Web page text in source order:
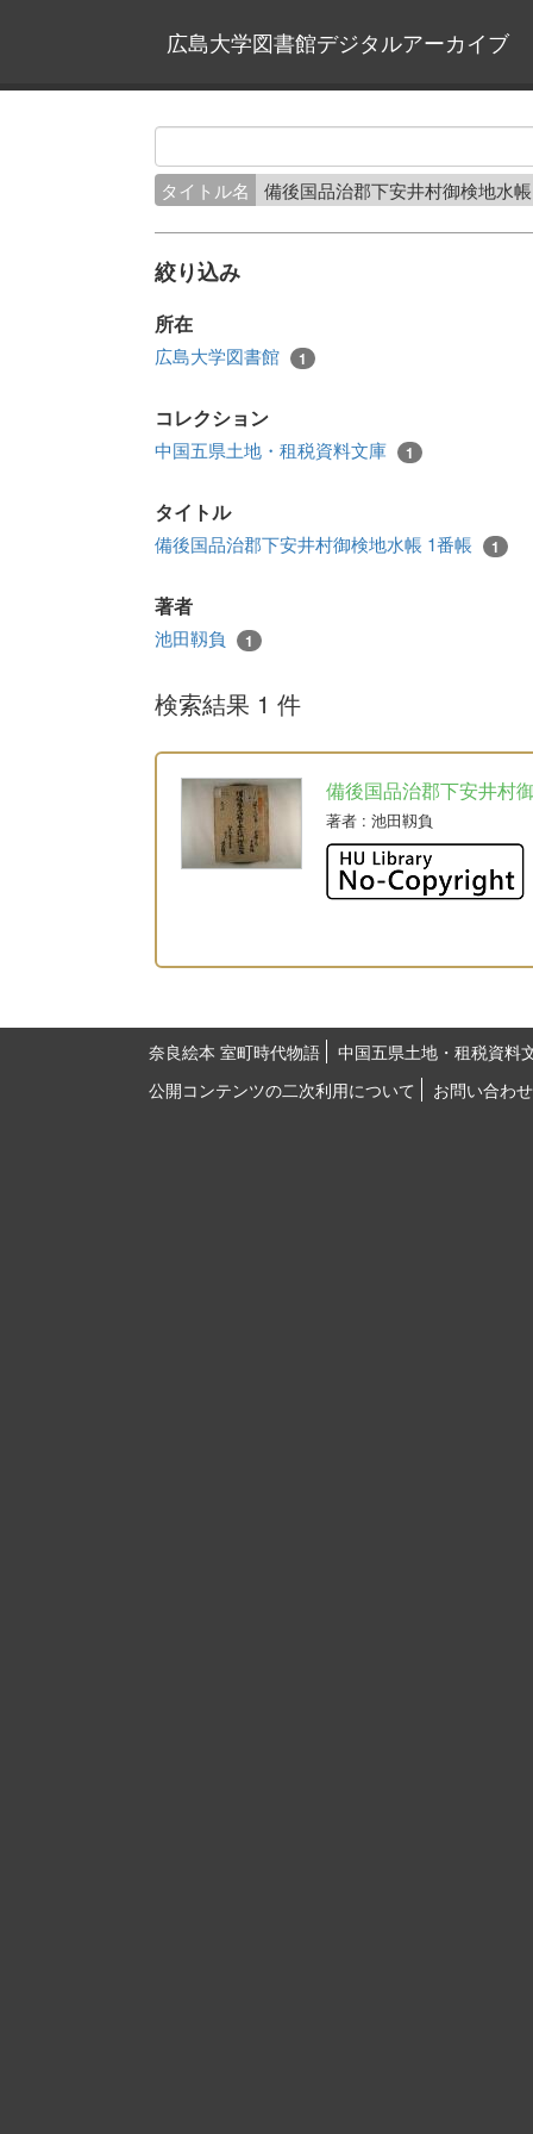
広島大学図書館デジタルアーカイブ
タイトル名 備後国品治郡下安井村御検地水
絞り込み
所在
広島大学図書館 1
コレクション
中国五県土地・租税資料文庫 1
タイトル
備後国品治郡下安井村御検地水帳 1番帳 1
著者
池田靱負 1
検索結果 1 件
備後国品治郡下安井村
著者 : 池田靱負
奈良絵本 室町時代物語
中国五県土地・租税資料
公開コンテンツの二次利用について
お問い合わせ